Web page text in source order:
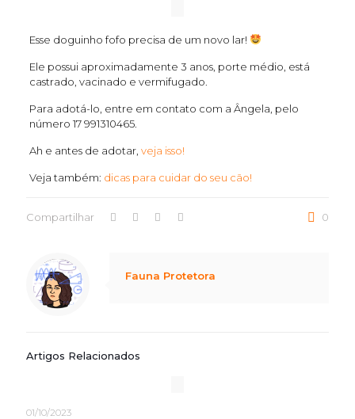
Esse doguinho fofo precisa de um novo lar!
Ele possui aproximadamente 3 anos, porte médio, está
castrado, vacinado e vermifugado.
Para adotá-lo, entre em contato com a Ângela, pelo
número 17 991310465.
Ah e antes de adotar, veja isso!
Veja também: dicas para cuidar do seu cão!
Compartilhar 0
Notice
/home/marcusbarboza/public_html/wp-content/themes/betheme/includes/content-single.php
on line
286
Fauna Protetora
Artigos Relacionados
01/10/2023